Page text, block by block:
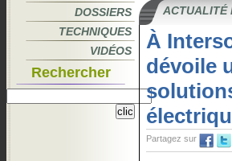
DOSSIERS
TECHNIQUES
VIDÉOS
Rechercher
ACTUALITÉ
À
dévoile
Partagez sur